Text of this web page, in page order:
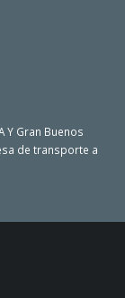
Y Gran Buenos
de transporte a